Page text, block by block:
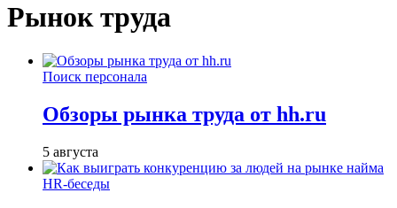
Рынок труда
Поиск персонала
Обзоры рынка труда от hh.ru
5 августа
HR-беседы